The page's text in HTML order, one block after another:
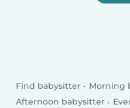
Find babysitter
Morning
Afternoon babysitter